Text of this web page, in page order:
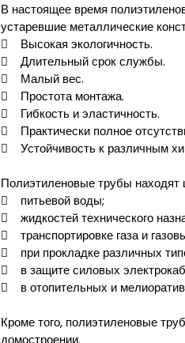
В настоящее время
устаревшие металлические
 Высокая экологичность.
 Длительный срок службы.
 Малый вес.
 Простота монтажа.
 Гибкость и эластичность.
 Практически полное
 Устойчивость к различным
Полиэтиленовые трубы находят
 питьевой воды;
 жидкостей технического
 транспортировке газа и
 при прокладке различных
 в защите силовых
 в отопительных и
Кроме того, полиэтиленовые
домостроении.